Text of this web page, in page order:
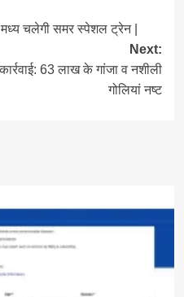
चलेगी समर स्पेशल ट्रेन |
Next:
63 लाख के गांजा व नशीली
गोलियां नष्ट